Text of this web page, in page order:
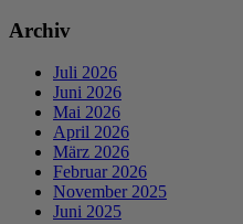
Archiv
Juli 2026
Juni 2026
Mai 2026
April 2026
März 2026
Februar 2026
November 2025
Juni 2025